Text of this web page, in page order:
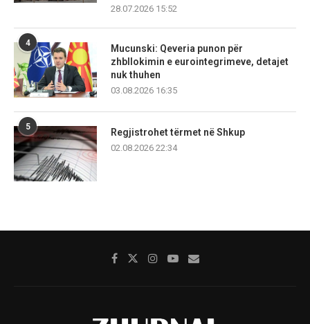
28.07.2026 15:52
4
Mucunski: Qeveria punon për
zhbllokimin e eurointegrimeve, detajet
nuk thuhen
03.08.2026 16:35
5
Regjistrohet tërmet në Shkup
02.08.2026 22:34